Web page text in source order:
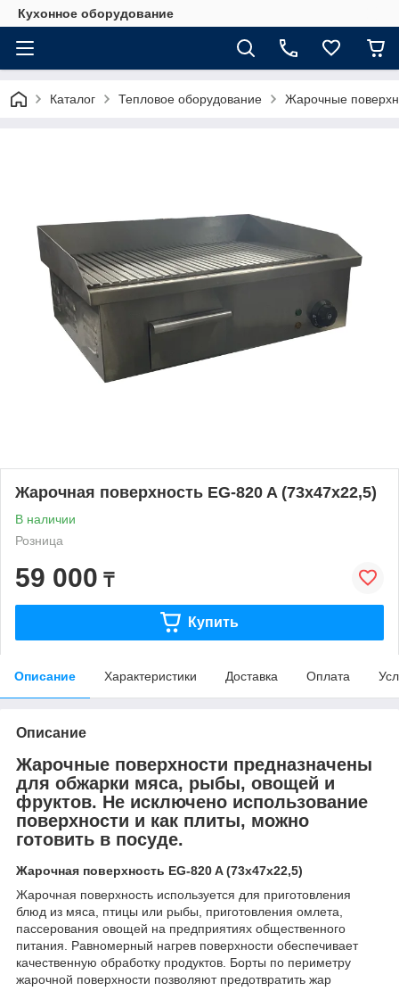
Кухонное оборудование
Каталог Тепловое оборудование Жарочные
Жарочная поверхность EG-820 A (73х47х22,5)
В наличии
Розница
59 000 ₸
Купить
Описание Характеристики Доставка Оплата
Описание
Жарочные поверхности предназначены
для обжарки мяса, рыбы, овощей и
фруктов. Не исключено использование
поверхности и как плиты, можно
готовить в посуде.
Жарочная поверхность EG-820 A (73х47х22,5)
Жарочная поверхность используется для приготовления
блюд из мяса, птицы или рыбы, приготовления омлета,
пассерования овощей на предприятиях общественного
питания. Равномерный нагрев поверхности обеспечивает
качественную обработку продуктов. Борты по периметру
жарочной поверхности позволяют предотвратить жар